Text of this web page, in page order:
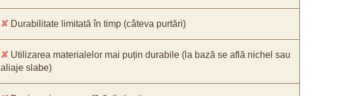
✘ Durabilitate limitată în timp (câteva purtări)
✘ Utilizarea materialelor mai puțin durabile (la bază se află nichel sau
aliaje slabe)